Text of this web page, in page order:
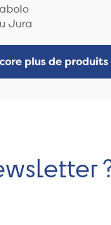
Jura
plus de